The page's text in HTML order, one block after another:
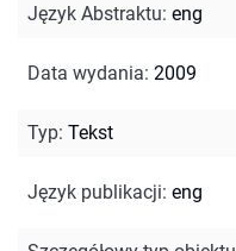
Język Abstraktu: eng
Data wydania: 2009
Typ: Tekst
Język publikacji: eng